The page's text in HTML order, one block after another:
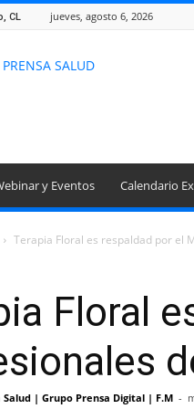
CL jueves, agosto 6, 2026
y Eventos Calendario
Terapia Floral es respaldad por el
Floral
Salud | Grupo Prensa Digital | F.M -